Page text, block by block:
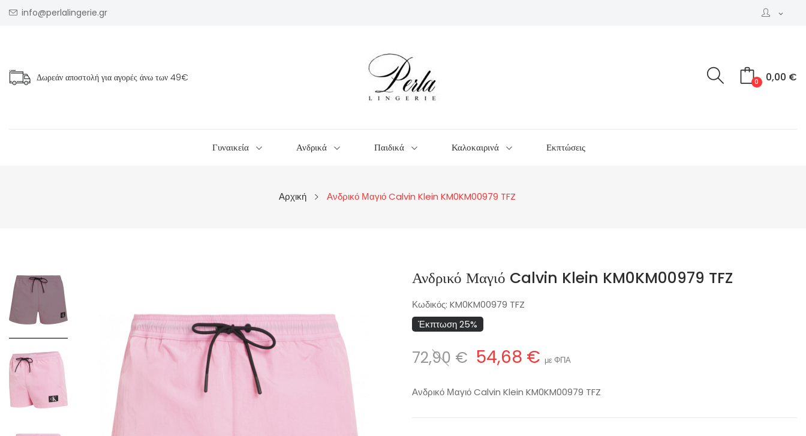
expand_more
info@perlalingerie.gr
Δωρεάν αποστολή για αγορές άνω των 49€ 0,00 €
0
Γυναικεία Ανδρικά Παιδικά Καλοκαιρινά Εκπτώσεις
Αρχική Ανδρικό Μαγιό Calvin Klein KM0KM00979 TFZ
Ανδρικό Μαγιό Calvin Klein KM0KM00979 TFZ
Κωδικός: KM0KM00979 TFZ
Έκπτωση 25%
72,90 € 54,68 € με ΦΠΑ
Ανδρικό Μαγιό Calvin Klein KM0KM00979 TFZ